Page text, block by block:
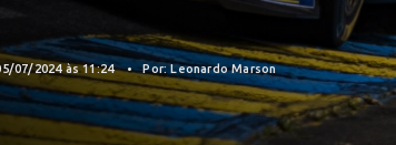
07/2024 às 11:24 Por: Leonardo Marson